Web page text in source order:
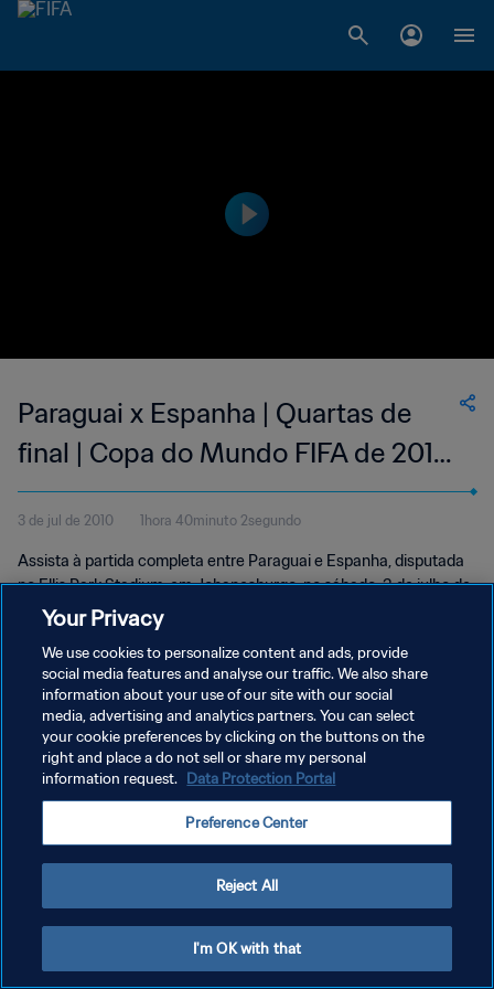
Paraguai x Espanha | Quartas de
final | Copa do Mundo FIFA de 2010,
na África do Sul | Jogo completo
3 de jul de 2010 1hora 40minuto 2segundo
Assista à partida completa entre Paraguai e Espanha, disputada
no Ellis Park Stadium, em Johanesburgo, no sábado, 3 de julho de
2010.
POLÍTICA DE PRIVACIDADE
TERMOS DE SERVIÇO
ADMINISTRAR AS PREFERÊNCIAS DE COOKIES
Your Privacy
We use cookies to personalize content and ads, provide
social media features and analyse our traffic. We also share
information about your use of our site with our social
media, advertising and analytics partners. You can select
your cookie preferences by clicking on the buttons on the
right and place a do not sell or share my personal
information request. Data Protection Portal
Preference Center
Reject All
I'm OK with that